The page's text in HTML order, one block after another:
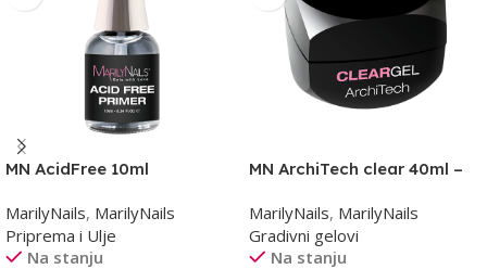
MN AcidFree 10ml
MarilyNails, MarilyNails
Priprema i Ulje
Na stanju
MN ArchiTech clear 40ml –
MarilyNails, MarilyNails
Gradivni gelovi
Na stanju